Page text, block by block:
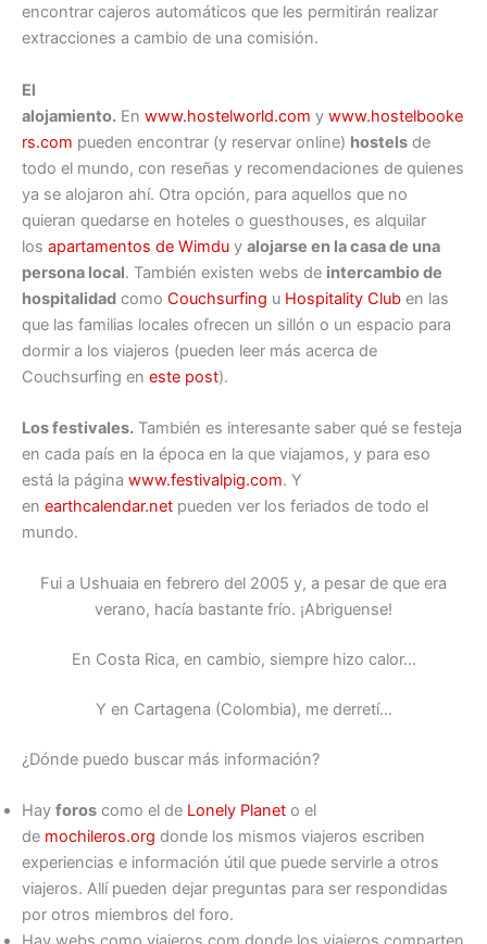
encontrar cajeros automáticos que les permitirán realizar
extracciones a cambio de una comisión.
El
alojamiento. En www.hostelworld.com y www.hostelbooke
rs.com pueden encontrar (y reservar online) hostels de
todo el mundo, con reseñas y recomendaciones de quienes
ya se alojaron ahí. Otra opción, para aquellos que no
quieran quedarse en hoteles o guesthouses, es alquilar
los apartamentos de Wimdu y alojarse en la casa de una
persona local. También existen webs de intercambio de
hospitalidad como Couchsurfing u Hospitality Club en las
que las familias locales ofrecen un sillón o un espacio para
dormir a los viajeros (pueden leer más acerca de
Couchsurfing en este post).
Los festivales. También es interesante saber qué se festeja
en cada país en la época en la que viajamos, y para eso
está la página www.festivalpig.com. Y
en earthcalendar.net pueden ver los feriados de todo el
mundo.
Fui a Ushuaia en febrero del 2005 y, a pesar de que era
verano, hacía bastante frío. ¡Abriguense!
En Costa Rica, en cambio, siempre hizo calor…
Y en Cartagena (Colombia), me derretí…
¿Dónde puedo buscar más información?
Hay foros como el de Lonely Planet o el
de mochileros.org donde los mismos viajeros escriben
experiencias e información útil que puede servirle a otros
viajeros. Allí pueden dejar preguntas para ser respondidas
por otros miembros del foro.